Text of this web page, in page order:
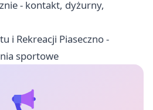
- kontakt, dyżurny,
i Rekreacji Piaseczno -
sportowe